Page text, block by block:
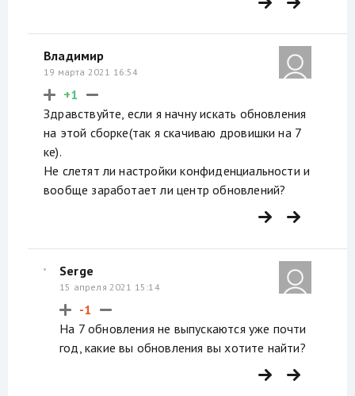
Владимир
19 марта 2021 16:54
+1
Здравствуйте, если я начну искать обновления
на этой сборке(так я скачиваю дровишки на 7
ке).
Не слетят ли настройки конфиденциальности и
вообще заработает ли центр обновлений?
Serge
15 апреля 2021 15:14
-1
На 7 обновления не выпускаются уже почти
год, какие вы обновления вы хотите найти?